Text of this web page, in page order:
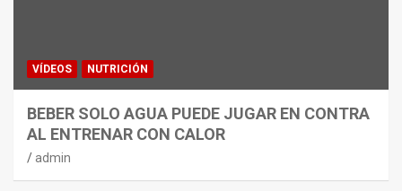
VÍDEOS NUTRICIÓN
BEBER SOLO AGUA PUEDE JUGAR EN CONTRA
AL ENTRENAR CON CALOR
admin